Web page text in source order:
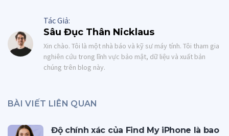
Tác Giả:
Sâu Đục Thân Nicklaus
Xin chào. Tôi là một nhà báo và kỹ sư máy tính. Tôi tham gia
nghiên cứu trong lĩnh vực bảo mật, dữ liệu và xuất bản
chúng trên blog này.
BÀI VIẾT LIÊN QUAN
Độ chính xác của Find My iPhone là bao